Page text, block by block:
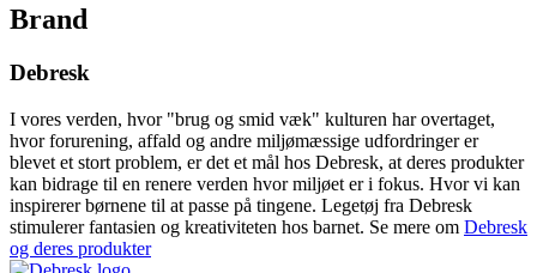
Brand
Debresk
I vores verden, hvor "brug og smid væk" kulturen har overtaget,
hvor forurening, affald og andre miljømæssige udfordringer er
blevet et stort problem, er det et mål hos Debresk, at deres produkter
kan bidrage til en renere verden hvor miljøet er i fokus. Hvor vi kan
inspirerer børnene til at passe på tingene. Legetøj fra Debresk
stimulerer fantasien og kreativiteten hos barnet. Se mere om Debresk
og deres produkter